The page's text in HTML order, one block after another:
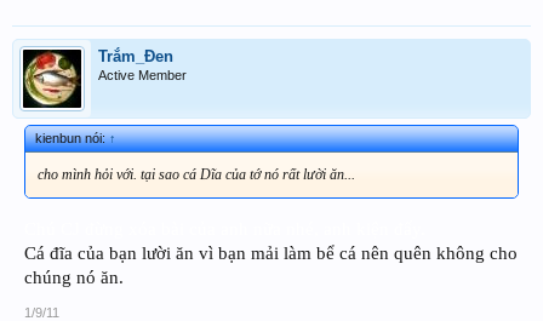
Trắm_Đen
Active Member
kienbun nói:↑
cho mình hỏi với. tại sao cá Dĩa của tớ nó rất lười ăn...
Cá đĩa của bạn lười ăn vì bạn mải làm bể cá nên quên không cho
chúng nó ăn.
1/9/11